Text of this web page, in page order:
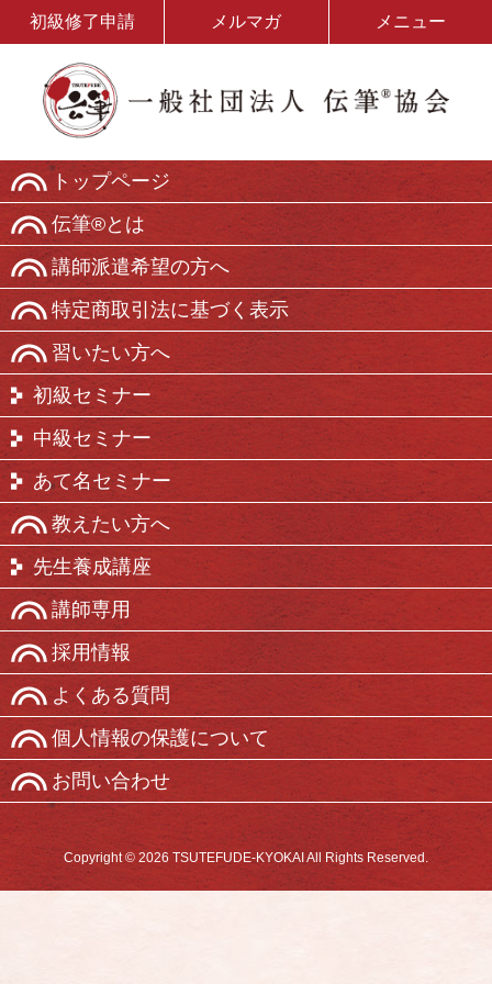
初級修了申請 メルマガ メニュー
トップページ
伝筆®とは
講師派遣希望の方へ
特定商取引法に基づく表示
習いたい方へ
初級セミナー
中級セミナー
あて名セミナー
教えたい方へ
先生養成講座
講師専用
採用情報
よくある質問
個人情報の保護について
お問い合わせ
Copyright © 2026 TSUTEFUDE-KYOKAI All Rights Reserved.